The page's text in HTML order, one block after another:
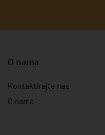
O nama
Kontaktirajte nas
O nama